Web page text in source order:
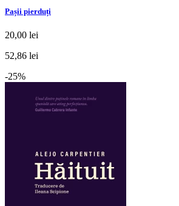
Pașii pierduți
20,00 lei
52,86 lei
-25%